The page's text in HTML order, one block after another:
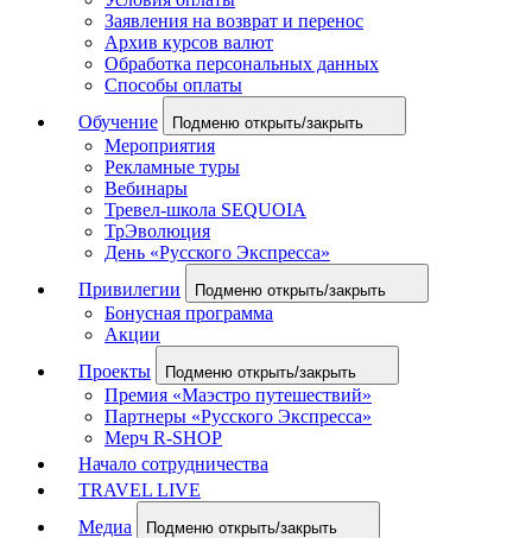
Заявления на возврат и перенос
Архив курсов валют
Обработка персональных данных
Способы оплаты
Обучение
Подменю открыть/закрыть
Мероприятия
Рекламные туры
Вебинары
Тревел-школа SEQUOIA
ТрЭволюция
День «Русского Экспресса»
Привилегии
Подменю открыть/закрыть
Бонусная программа
Акции
Проекты
Подменю открыть/закрыть
Премия «Маэстро путешествий»
Партнеры «Русского Экспресса»
Мерч R-SHOP
Начало сотрудничества
TRAVEL LIVE
Медиа
Подменю открыть/закрыть